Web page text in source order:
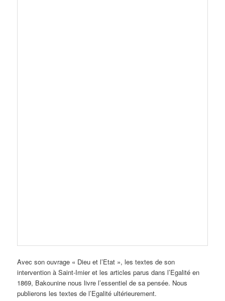
Avec son ouvrage « Dieu et l’Etat », les textes de son
intervention à Saint-Imier et les articles parus dans l’Egalité en
1869, Bakounine nous livre l’essentiel de sa pensée. Nous
publierons les textes de l’Egalité ultérieurement.